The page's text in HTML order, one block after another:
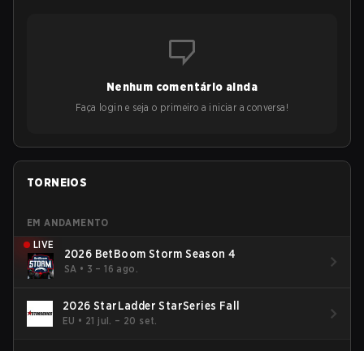
Nenhum comentário ainda
Faça login e seja o primeiro a iniciar a conversa!
TORNEIOS
EM ANDAMENTO
LIVE
2026 BetBoom Storm Season 4
SA • 3 – 16 ago.
2026 StarLadder StarSeries Fall
EU • 21 jul. – 20 set.